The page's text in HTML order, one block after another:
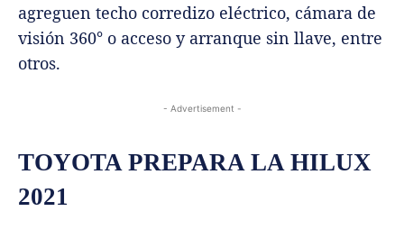
agreguen techo corredizo eléctrico, cámara de
visión 360° o acceso y arranque sin llave, entre
otros.
- Advertisement -
TOYOTA PREPARA LA HILUX
2021